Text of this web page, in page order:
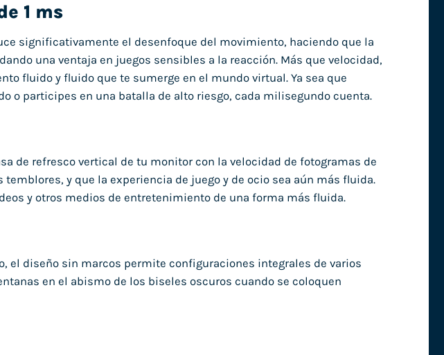
1 ms
significativamente el desenfoque del movimiento, haciendo que la
una ventaja en juegos sensibles a la reacción. Más que velocidad,
fluido y fluido que te sumerge en el mundo virtual. Ya sea que
o participes en una batalla de alto riesgo, cada milisegundo cuenta.
de refresco vertical de tu monitor con la velocidad de fotogramas de
y que la experiencia de juego y de ocio sea aún más fluida.
y otros medios de entretenimiento de una forma más fluida.
el diseño sin marcos permite configuraciones integrales de varios
en el abismo de los biseles oscuros cuando se coloquen